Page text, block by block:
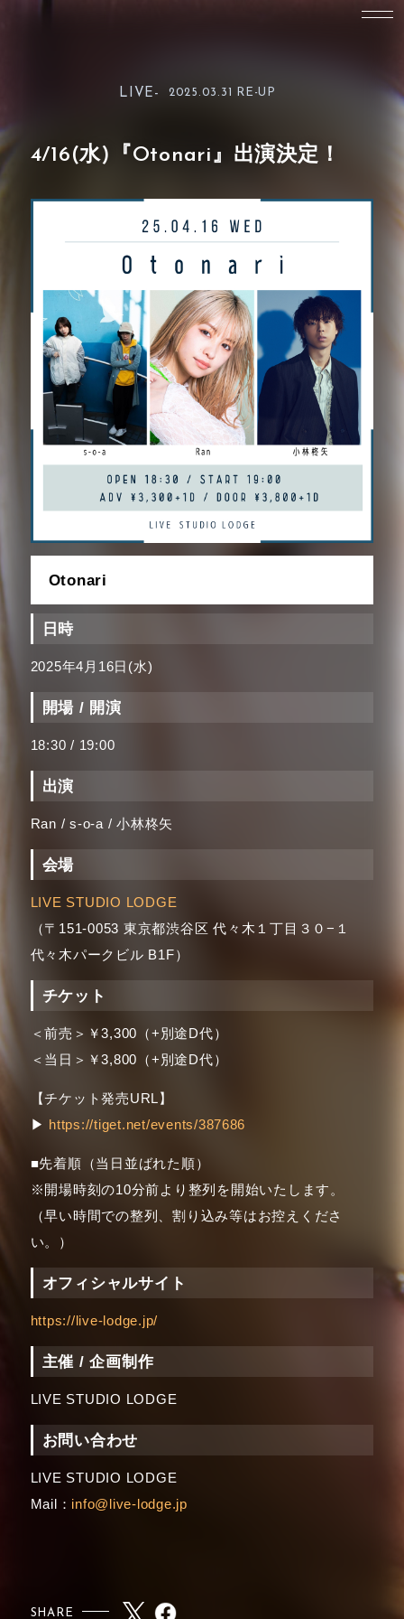
LIVE- 2025.03.31 RE-UP
4/16(水)『Otonari』出演決定！
Otonari
日時
2025年4月16日(水)
開場 / 開演
18:30 / 19:00
出演
Ran / s-o-a / 小林柊矢
会場
LIVE STUDIO LODGE
（〒151-0053 東京都渋谷区 代々木１丁目３０−１
代々木パークビル B1F）
チケット
＜前売＞￥3,300（+別途D代）
＜当日＞￥3,800（+別途D代）
【チケット発売URL】
▶ https://tiget.net/events/387686
■先着順（当日並ばれた順）
※開場時刻の10分前より整列を開始いたします。
（早い時間での整列、割り込み等はお控えくださ
い。）
オフィシャルサイト
https://live-lodge.jp/
主催 / 企画制作
LIVE STUDIO LODGE
お問い合わせ
LIVE STUDIO LODGE
Mail： info@live-lodge.jp
SHARE